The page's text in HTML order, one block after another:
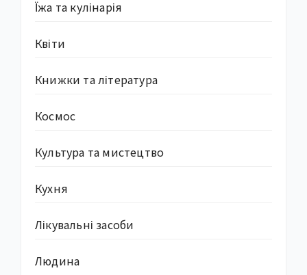
Їжа та кулінарія
Квіти
Книжки та література
Космос
Культура та мистецтво
Кухня
Лікувальні засоби
Людина